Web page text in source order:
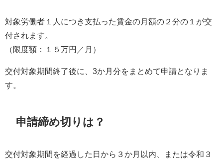
対象労働者１人につき支払った賃金の月額の２分の１が交
付されます。
（限度額：１５万円／月）
交付対象期間終了後に、3か月分をまとめて申請となりま
す。
申請締め切りは？
交付対象期間を経過した日から３か月以内、または令和３